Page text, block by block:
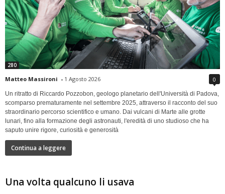
280
Matteo Massironi - 1 Agosto 2026 0
Un ritratto di Riccardo Pozzobon, geologo planetario dell'Università di Padova,
scomparso prematuramente nel settembre 2025, attraverso il racconto del suo
straordinario percorso scientifico e umano. Dai vulcani di Marte alle grotte
lunari, fino alla formazione degli astronauti, l'eredità di uno studioso che ha
saputo unire rigore, curiosità e generosità
Continua a leggere
Una volta qualcuno li usava